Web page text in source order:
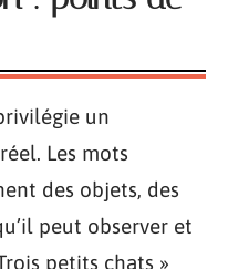
un
Les mots
des objets, des
peut observer et
petits chats »